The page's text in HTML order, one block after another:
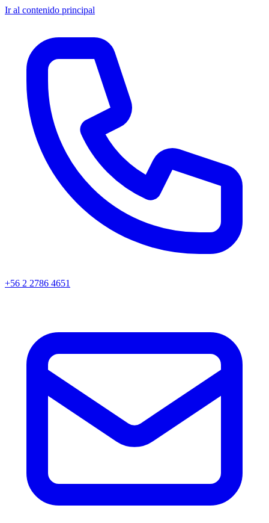
Ir al contenido principal
+56 2 2786 4651